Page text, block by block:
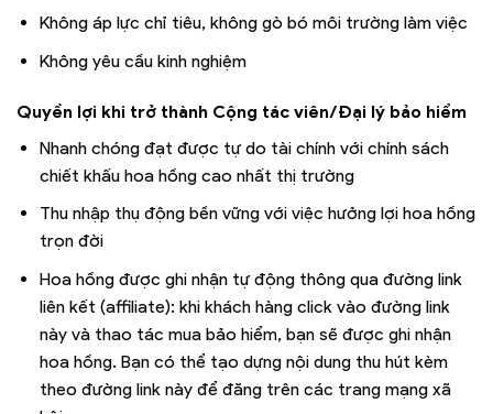
Không áp lực chỉ tiêu, không gò bó môi trường làm việc
Không yêu cầu kinh nghiệm
Quyền lợi khi trở thành Cộng tác viên/Đại lý bảo hiểm
Nhanh chóng đạt được tự do tài chính với chính sách
chiết khấu hoa hồng cao nhất thị trường
Thu nhập thụ động bền vững với việc hưởng lợi hoa hồng
trọn đời
Hoa hồng được ghi nhận tự động thông qua đường link
liên kết (affiliate): khi khách hàng click vào đường link
này và thao tác mua bảo hiểm, bạn sẽ được ghi nhận
hoa hồng. Bạn có thể tạo dựng nội dung thu hút kèm
theo đường link này để đăng trên các trang mạng xã